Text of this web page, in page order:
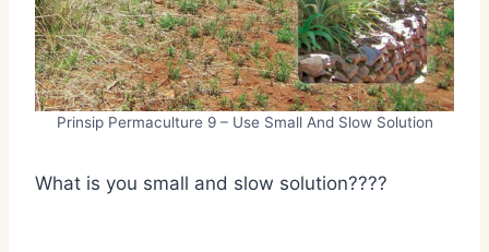
Prinsip Permaculture 9 – Use Small And Slow Solution
What is you small and slow solution????